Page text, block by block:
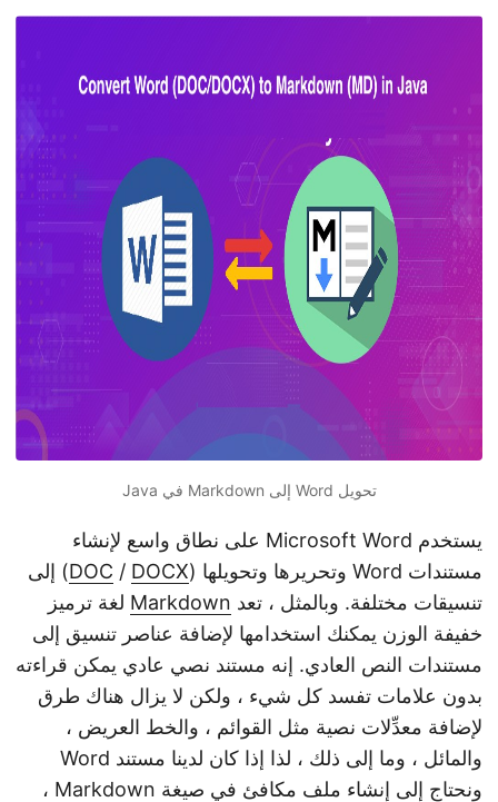
تحويل Word إلى Markdown في Java
يستخدم Microsoft Word على نطاق واسع لإنشاء
مستندات Word وتحريرها وتحويلها (
DOC/DOCX
) إلى
تنسيقات مختلفة. وبالمثل ، تعدMarkdownلغة ترميز
خفيفة الوزن يمكنك استخدامها لإضافة عناصر تنسيق إلى
مستندات النص العادي. إنه مستند نصي عادي يمكن قراءته
بدون علامات تفسد كل شيء ، ولكن لا يزال هناك طرق
لإضافة معدِّلات نصية مثل القوائم ، والخط العريض ،
والمائل ، وما إلى ذلك ، لذا إذا كان لدينا مستند Word
ونحتاج إلى إنشاء ملف مكافئ في صيغة Markdown ،